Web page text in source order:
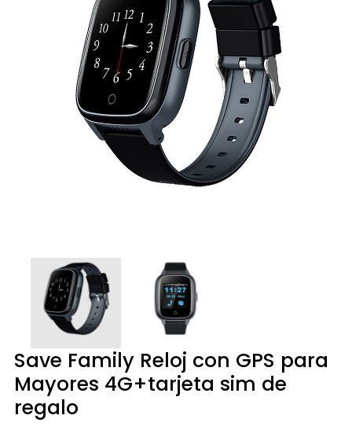
Save Family Reloj con GPS para
Mayores 4G+tarjeta sim de
regalo